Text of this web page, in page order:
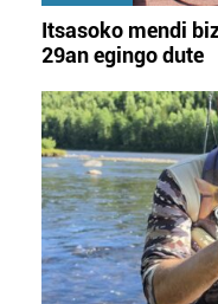
Itsasoko mendi
29an egingo dute